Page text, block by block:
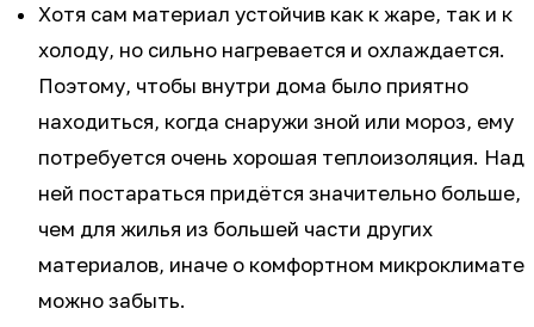
Хотя сам материал устойчив как к жаре, так и к
холоду, но сильно нагревается и охлаждается.
Поэтому, чтобы внутри дома было приятно
находиться, когда снаружи зной или мороз, ему
потребуется очень хорошая теплоизоляция. Над
ней постараться придётся значительно больше,
чем для жилья из большей части других
материалов, иначе о комфортном микроклимате
можно забыть.